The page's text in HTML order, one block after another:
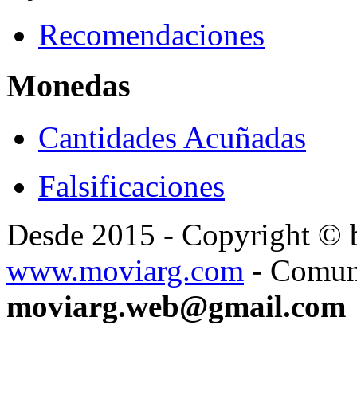
Recomendaciones
Monedas
Cantidades Acuñadas
Falsificaciones
Desde 2015 - Copyright ©
www.moviarg.com -
moviarg.web@gmail.com